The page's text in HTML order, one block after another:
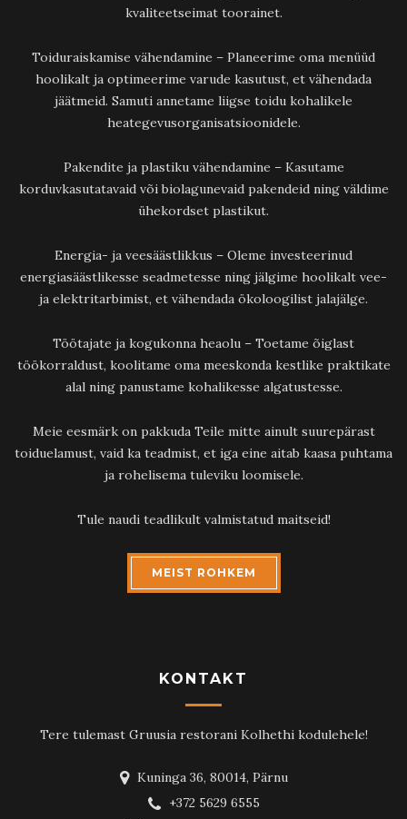
kvaliteetseimat toorainet.
Toiduraiskamise vähendamine – Planeerime oma menüüd
hoolikalt ja optimeerime varude kasutust, et vähendada
jäätmeid. Samuti annetame liigse toidu kohalikele
heategevusorganisatsioonidele.
Pakendite ja plastiku vähendamine – Kasutame
korduvkasutatavaid või biolagunevaid pakendeid ning väldime
ühekordset plastikut.
Energia- ja veesäästlikkus – Oleme investeerinud
energiasäästlikesse seadmetesse ning jälgime hoolikalt vee-
ja elektritarbimist, et vähendada ökoloogilist jalajälge.
Töötajate ja kogukonna heaolu – Toetame õiglast
töökorraldust, koolitame oma meeskonda kestlike praktikate
alal ning panustame kohalikesse algatustesse.
Meie eesmärk on pakkuda Teile mitte ainult suurepärast
toiduelamust, vaid ka teadmist, et iga eine aitab kaasa puhtama
ja rohelisema tuleviku loomisele.
Tule naudi teadlikult valmistatud maitseid!
MEIST ROHKEM
KONTAKT
Tere tulemast Gruusia restorani Kolhethi kodulehele!
Kuninga 36, 80014, Pärnu
+372 5629 6555